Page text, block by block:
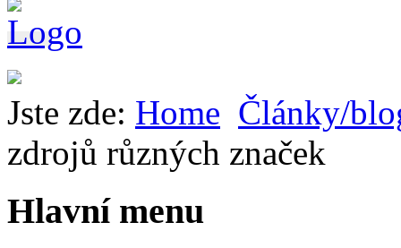
Jste zde: Home Články/
zdrojů různých značek
Hlavní menu